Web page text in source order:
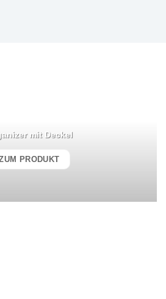
mit Deckel
PRODUKT